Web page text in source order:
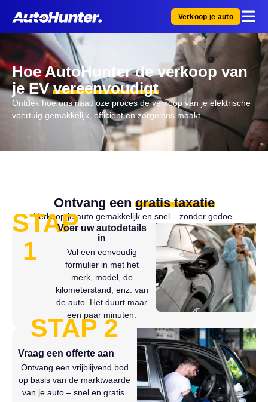
Verkoop je auto
Hoe AutoHunter de verkoop van
je EVvereenvoudigt
Ontdek hoe ons naadloze proces de verkoop van je elektrische
voertuig gemakkelijk, efficiënt en zorgeloos maakt.
Ontvang een gratis taxatie
Verkoop je auto gemakkelijk en snel – zonder gedoe.
STAP
1
Voer uw autodetails
in
Vul een eenvoudig
formulier in met het
merk, model, de
kilometerstand, enz. van
de auto. Het duurt maar
een paar minuten.
STAP 2
Vraag een offerte aan
Ontvang een vrijblijvend bod
op basis van de marktwaarde
van je auto – snel en gratis.